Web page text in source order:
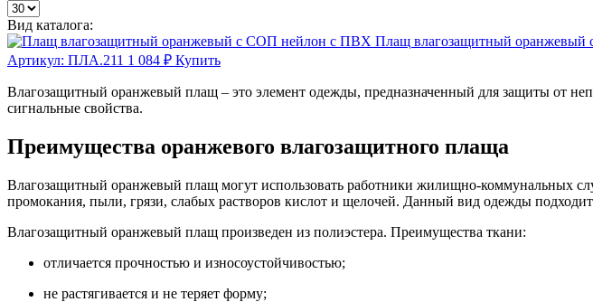
Вид каталога:
Плащ влагозащитный
Артикул: ПЛА.211 1 084 ₽ Купить
Влагозащитный оранжевый плащ – это элемент одежды, предназначенный для защиты от
сигнальные свойства.
Преимущества оранжевого влагозащитного плаща
Влагозащитный оранжевый плащ могут использовать работники жилищно-коммунальных
промокания, пыли, грязи, слабых растворов кислот и щелочей. Данный вид одежды
Влагозащитный оранжевый плащ произведен из полиэстера. Преимущества ткани:
отличается прочностью и износоустойчивостью;
не растягивается и не теряет форму;